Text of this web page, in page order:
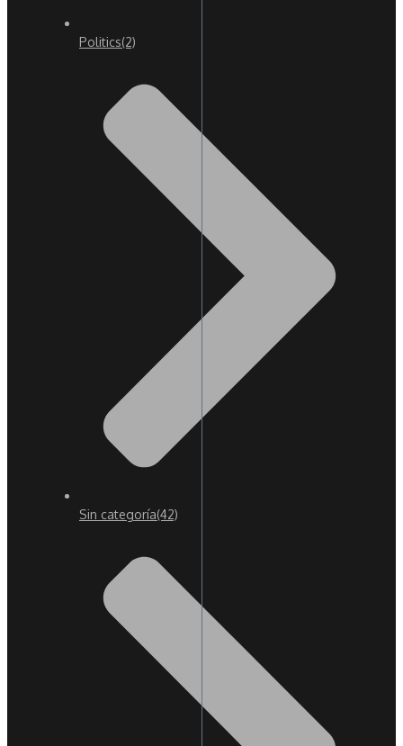
Politics(2)
Sin categoría(42)